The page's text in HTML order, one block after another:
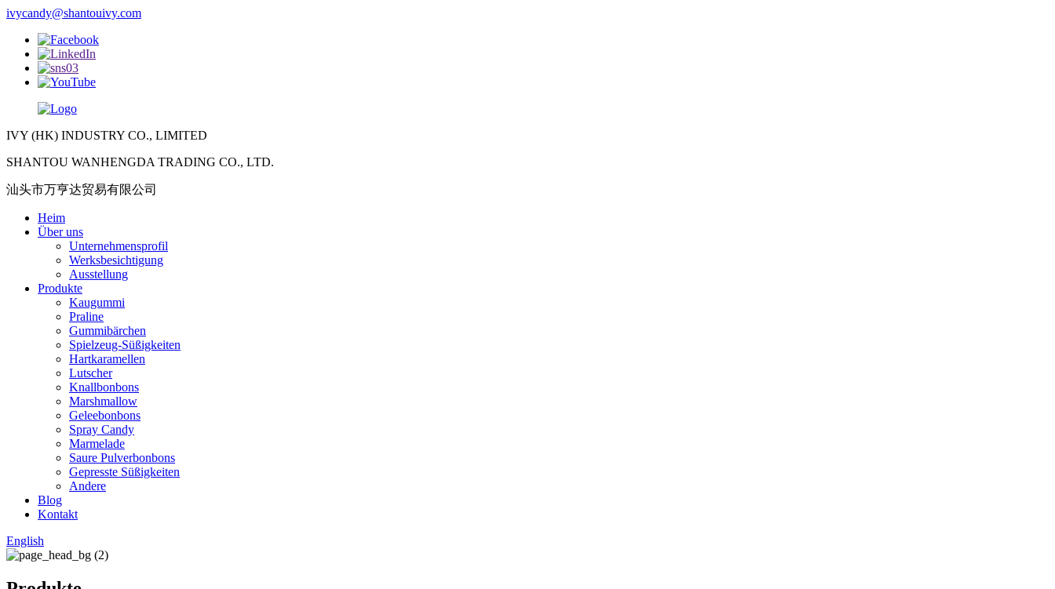
ivycandy@shantouivy.com
IVY (HK) INDUSTRY CO., LIMITED
SHANTOU WANHENGDA TRADING CO., LTD.
汕头市万亨达贸易有限公司
Heim
Über uns
Unternehmensprofil
Werksbesichtigung
Ausstellung
Produkte
Kaugummi
Praline
Gummibärchen
Spielzeug-Süßigkeiten
Hartkaramellen
Lutscher
Knallbonbons
Marshmallow
Geleebonbons
Spray Candy
Marmelade
Saure Pulverbonbons
Gepresste Süßigkeiten
Andere
Blog
Kontakt
English